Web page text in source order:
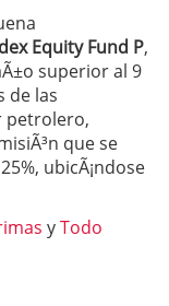
Equity Fund P,
superior al 9
de las
petrolero,
que se
ubicÃ¡ndose
yTodo